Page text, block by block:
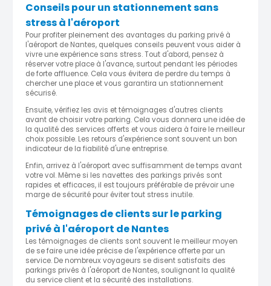
Conseils pour un stationnement sans
stress à l'aéroport
Pour profiter pleinement des avantages du parking privé à
l'aéroport de Nantes, quelques conseils peuvent vous aider à
vivre une expérience sans stress. Tout d'abord, pensez à
réserver votre place à l'avance, surtout pendant les périodes
de forte affluence. Cela vous évitera de perdre du temps à
chercher une place et vous garantira un stationnement
sécurisé.
Ensuite, vérifiez les avis et témoignages d'autres clients
avant de choisir votre parking. Cela vous donnera une idée de
la qualité des services offerts et vous aidera à faire le meilleur
choix possible. Les retours d'expérience sont souvent un bon
indicateur de la fiabilité d'une entreprise.
Enfin, arrivez à l'aéroport avec suffisamment de temps avant
votre vol. Même si les navettes des parkings privés sont
rapides et efficaces, il est toujours préférable de prévoir une
marge de sécurité pour éviter tout stress inutile.
Témoignages de clients sur le parking
privé à l'aéroport de Nantes
Les témoignages de clients sont souvent le meilleur moyen
de se faire une idée précise de l'expérience offerte par un
service. De nombreux voyageurs se disent satisfaits des
parkings privés à l'aéroport de Nantes, soulignant la qualité
du service client et la sécurité des installations.